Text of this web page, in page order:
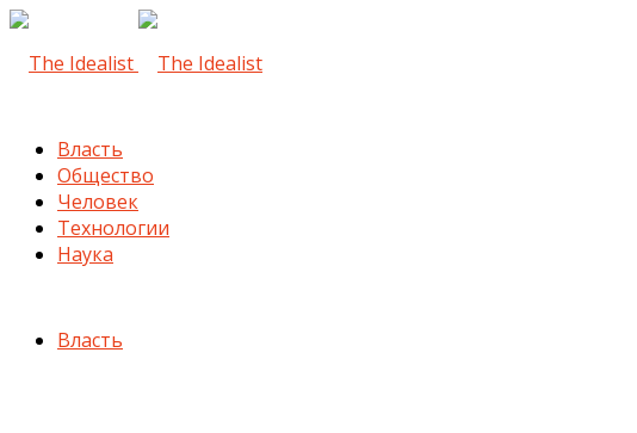
Власть
Общество
Человек
Технологии
Наука
Власть